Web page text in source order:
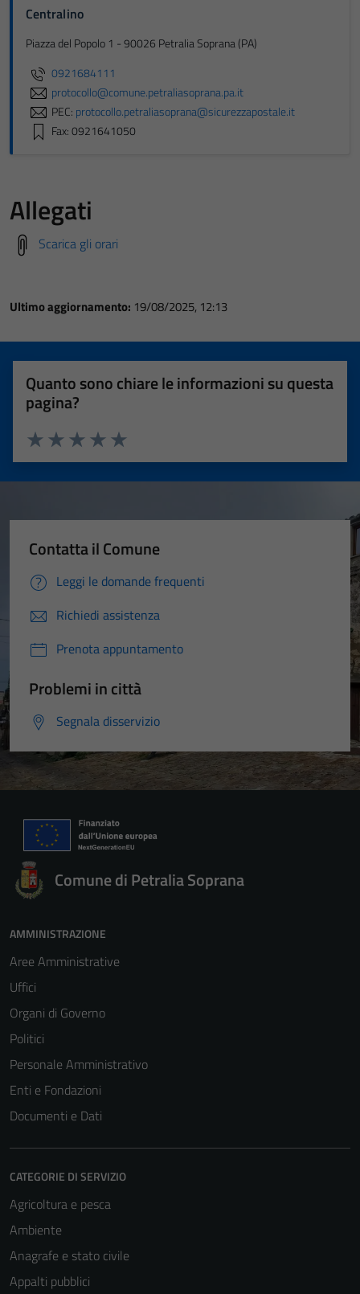
Centralino
Piazza del Popolo 1 - 90026 Petralia Soprana (PA)
0921684111
protocollo@comune.petraliasoprana.pa.it
PEC: protocollo.petraliasoprana@sicurezzapostale.it
Fax: 0921641050
Allegati
Scarica gli orari
Ultimo aggiornamento: 19/08/2025, 12:13
Quanto sono chiare le informazioni su questa
pagina?
Valuta 5 stelle su 5
Valuta 4 stelle su 5
Valuta 3 stelle su 5
Valuta 2 stelle su 5
Valuta 1 stelle su 5
Contatta il Comune
Leggi le domande frequenti
Richiedi assistenza
Prenota appuntamento
Problemi in città
Segnala disservizio
Comune di Petralia Soprana
AMMINISTRAZIONE
Aree Amministrative
Uffici
Organi di Governo
Politici
Personale Amministrativo
Enti e Fondazioni
Documenti e Dati
CATEGORIE DI SERVIZIO
Agricoltura e pesca
Ambiente
Anagrafe e stato civile
Appalti pubblici